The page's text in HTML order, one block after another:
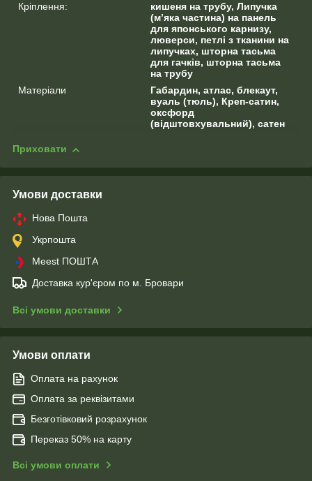
Кріплення:
кишеня на трубу, Липучка
(м’яка частина) на панель
для японського карнизу,
люверси, петлі з тканини на
липучках, шторна тасьма
для гачків, шторна тасьма
на трубу
Матеріали
Габардин, атлас, блекаут,
вуаль (тюль), Креп-сатин,
оксфорд
(відштовхувальний), сатен
Приховати
Умови доставки
Нова Пошта
Укрпошта
Meest ПОШТА
Доставка кур'єром по м. Бровари
Всі умови доставки
Умови оплати
Оплата на рахунок
Оплата за реквізитами
Безготівковий розрахунок
Переказ 50% на карту
Всі умови оплати